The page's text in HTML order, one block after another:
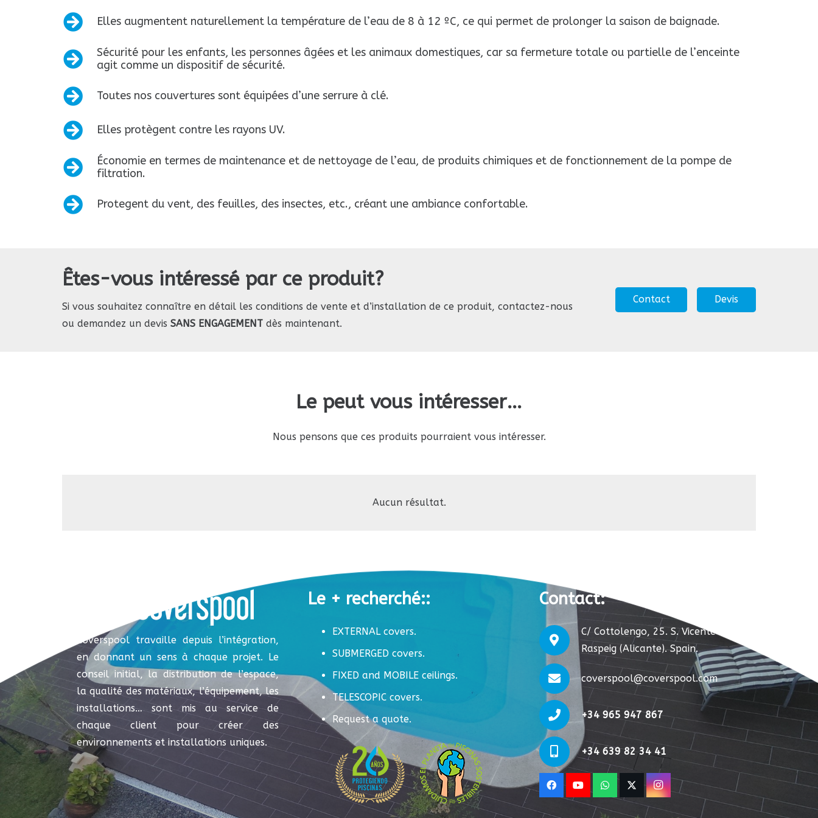
Elles augmentent naturellement la température de l’eau de 8 à 12 ºC, ce qui permet de prolonger la saison de baignade.
Sécurité pour les enfants, les personnes âgées et les animaux domestiques, car sa fermeture totale ou partielle de l’enceinte
agit comme un dispositif de sécurité.
Toutes nos couvertures sont équipées d’une serrure à clé.
Elles protègent contre les rayons UV.
Économie en termes de maintenance et de nettoyage de l’eau, de produits chimiques et de fonctionnement de la pompe de
filtration.
Protegent du vent, des feuilles, des insectes, etc., créant une ambiance confortable.
Êtes-vous intéressé par ce produit?
Si vous souhaitez connaître en détail les conditions de vente et d’installation de ce produit, contactez-nous
ou demandez un devis SANS ENGAGEMENT dès maintenant.
Contact Devis
Le peut vous intéresser…
Nous pensons que ces produits pourraient vous intéresser.
Aucun résultat.
Coverspool travaille depuis l’intégration,
en donnant un sens à chaque projet. Le
conseil initial, la distribution de l’espace,
la qualité des matériaux, l’équipement, les
installations… sont mis au service de
chaque client pour créer des
environnements et installations uniques.
Le + recherché::
EXTERNAL covers.
SUBMERGED covers.
FIXED and MOBILE ceilings.
TELESCOPIC covers.
Request a quote.
Contact:
C/ Cottolengo, 25. S. Vicente del
Raspeig (Alicante). Spain.
coverspool@coverspool.com
+34 965 947 867
+34 639 82 34 41